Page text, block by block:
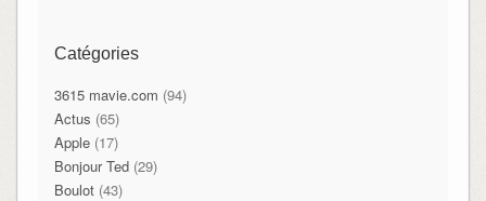
Catégories
3615 mavie.com (94)
Actus (65)
Apple(17)
Bonjour Ted(29)
Boulot(43)